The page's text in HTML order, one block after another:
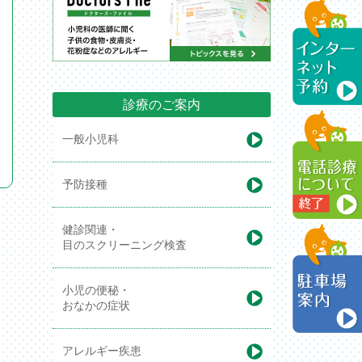
診療のご案内
一般小児科
予防接種
健診関連・
目のスクリーニング検査
小児の便秘・
おなかの症状
アレルギー疾患